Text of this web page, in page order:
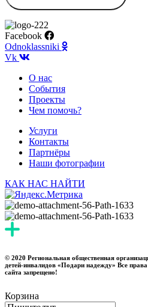
Facebook
Odnoklassniki
Vk
О нас
События
Проекты
Чем помочь?
Услуги
Контакты
Партнёры
Наши фотографии
КАК НАС НАЙТИ
© 2020 Региональная общественная
детей-инвалидов «Подари надежду» Все
сайта запрещено!
Корзина